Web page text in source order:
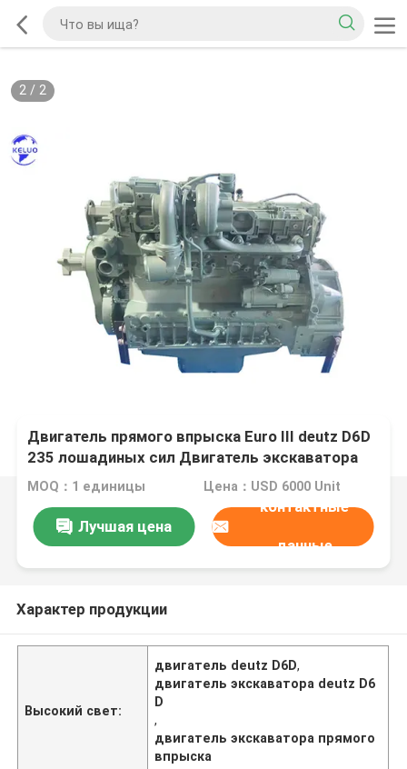
2/ 2
Двигатель прямого впрыска Euro III deutz D6D
235 лошадиных сил Двигатель экскаватора
MOQ：1 единицы Цена：USD 6000 Unit
Лучшая цена
контактные
данные
Характер продукции
Высокий свет:
двигатель deutz D6D,
двигатель экскаватора deutz D6
D
,
двигатель экскаватора прямого
впрыска